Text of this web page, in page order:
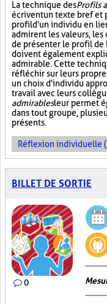
La technique desProfils
écrivent un texte bref et
profil d'un individu en
admirent les valeurs, les
de présenter le profil de
doivent également
admirable. Cette
réfléchir sur leurs
un choix d'individu
travail avec leurs
admirablesleur permet
dans tout groupe,
présents.
Réflexion individuelle
BILLET DE SORTIE
0